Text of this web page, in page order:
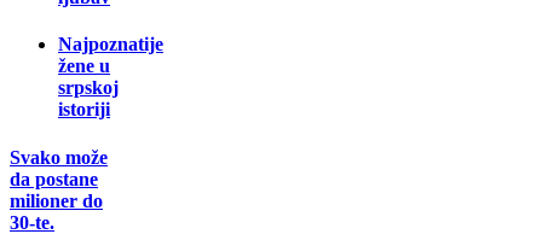
Najpoznatije
žene u
srpskoj
istoriji
Svako može
da postane
milioner do
30-te.